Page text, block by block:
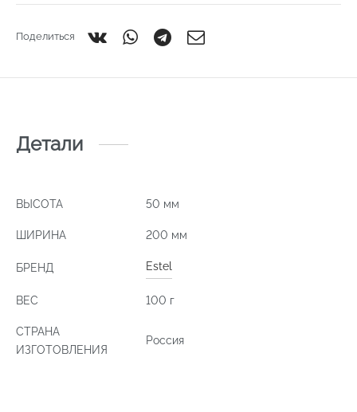
Поделиться
Детали
ВЫСОТА 50 мм
ШИРИНА 200 мм
БРЕНД Estel
ВЕС 100 г
СТРАНА
ИЗГОТОВЛЕНИЯ
Россия